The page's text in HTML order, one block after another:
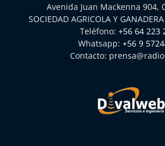
Avenida Juan Mackenna 904,
SOCIEDAD AGRICOLA Y
Teléfono: +56 64 223
Whatsapp: +56 9
Contacto: